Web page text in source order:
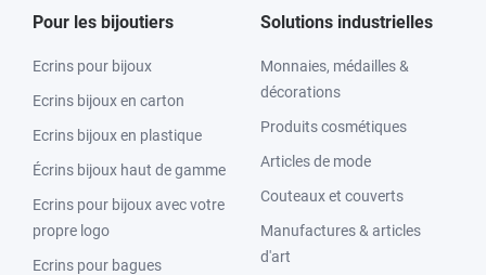
Pour les bijoutiers
Ecrins pour bijoux
Ecrins bijoux en carton
Ecrins bijoux en plastique
Écrins bijoux haut de gamme
Ecrins pour bijoux avec votre
propre logo
Ecrins pour bagues
Solutions industrielles
Monnaies, médailles &
décorations
Produits cosmétiques
Articles de mode
Couteaux et couverts
Manufactures & articles
d'art